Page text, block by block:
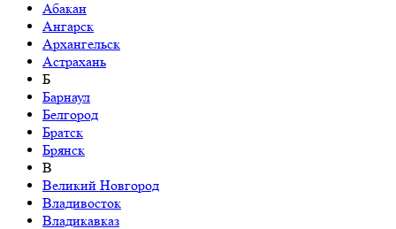
Абакан
Ангарск
Архангельск
Астрахань
Б
Барнаул
Белгород
Братск
Брянск
В
Великий Новгород
Владивосток
Владикавказ